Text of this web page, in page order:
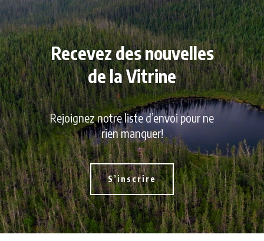
Recevez des nouvelles
de la Vitrine
Rejoignez notre liste d’envoi pour ne
rien manquer!
S’inscrire